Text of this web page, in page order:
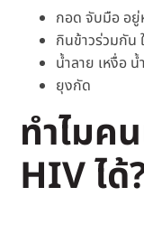
กอด จับมือ อยู่
กินข้าวร่วมกัน
น้ำลาย เหงื่อ
ยุงกัด
ทำไมค
HIV ได้